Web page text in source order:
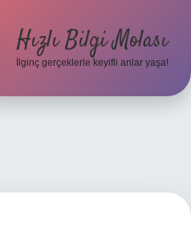
Hızlı Bilgi Molası
İlginç gerçeklerle keyifli anlar yaşa!